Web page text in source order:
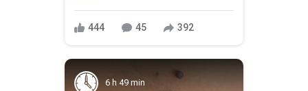
444 45 392
6 h 49 min